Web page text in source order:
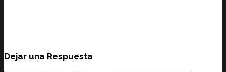
Dejar una Respuesta